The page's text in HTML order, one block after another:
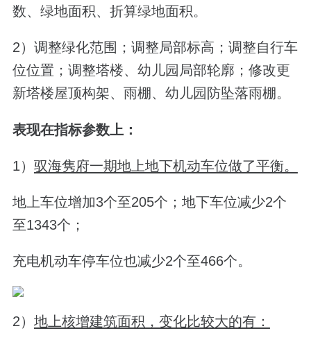
数、绿地面积、折算绿地面积。
2）调整绿化范围；调整局部标高；调整自行车
位位置；调整塔楼、幼儿园局部轮廓；修改更
新塔楼屋顶构架、雨棚、幼儿园防坠落雨棚。
表现在指标参数上：
1） 驭海隽府一期地上地下机动车位做了平衡。
地上车位增加3个至205个；地下车位减少2个
至1343个；
充电机动车停车位也减少2个至466个。
2） 地上核增建筑面积，变化比较大的有：